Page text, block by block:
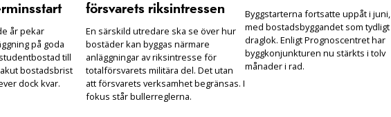
år pekar
på goda
till
bostadsbrist
dock kvar.
försvarets riksintressen
En särskild utredare ska se över hur
bostäder kan byggas närmare
anläggningar av riksintresse för
totalförsvarets militära del. Det utan
att försvarets verksamhet begränsas. I
fokus står bullerreglerna.
Byggstarterna fortsatte uppåt i juni,
med bostadsbyggandet som tydligt
draglok. Enligt Prognoscentret har
byggkonjunkturen nu stärkts i tolv
månader i rad.